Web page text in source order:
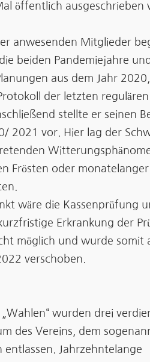
öffentlich ausgeschrieben
anwesenden Mitglieder
beiden Pandemiejahre
aus dem Jahr
der letzten regulären
stellte er seinen
2021 vor. Hier lag der
Frösten oder monatelanger
wäre die Kassenprüfung
Erkrankung der
möglich und wurde somit
verschoben.
wurden drei
des Vereins, dem
entlassen. Jahrzehntelange